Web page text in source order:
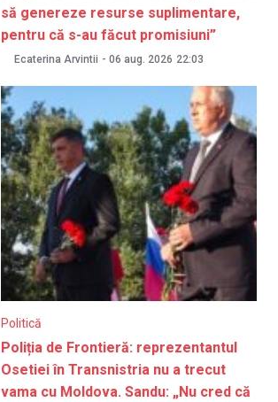
să genereze resurse suplimentare,
pentru că s-au făcut promisiuni”
Ecaterina Arvintii - 06 aug. 2026 22:03
Politică
Poliția de Frontieră: reprezentantul
Osetiei în Transnistria nu a trecut
vama cu Moldova. Sandu: „Nu cred că